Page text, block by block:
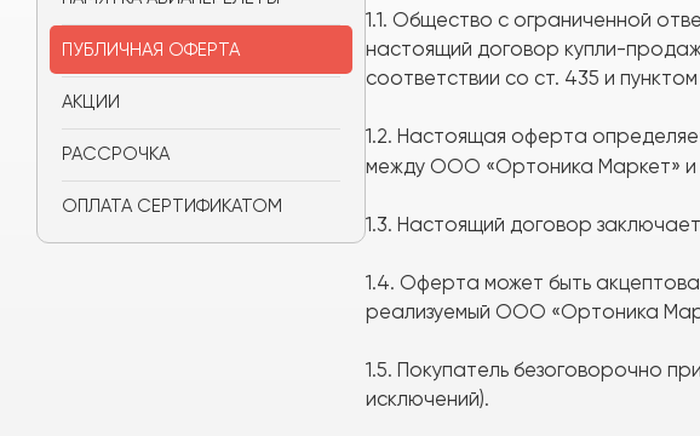
ПУБЛИЧНАЯ ОФЕРТА
АКЦИИ
РАССРОЧКА
ОПЛАТА СЕРТИФИКАТОМ
1.1. Общество с ограниченной
настоящий договор купли-
соответствии со ст. 435 и
1.2. Настоящая оферта
между ООО «Ортоника Маркет» и
1.3. Настоящий договор
1.4. Оферта может быть
реализуемый ООО «Ортоника
1.5. Покупатель безоговорочно
исключений).